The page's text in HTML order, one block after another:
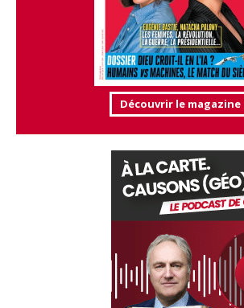
Découvrir le magazine